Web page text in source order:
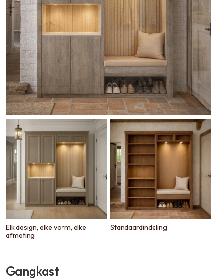
Elk design, elke vorm, elke
afmeting
Standaardindeling
Gangkast